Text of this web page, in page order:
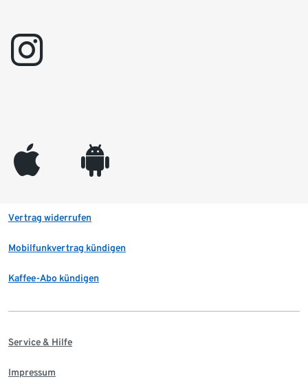
instagram
appleinc android
Vertrag widerrufen
Mobilfunkvertrag kündigen
Kaffee-Abo kündigen
Service & Hilfe
Impressum